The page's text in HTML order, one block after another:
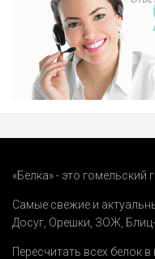
«Белка» - это гомельский
Самые свежие и
Досуг Орешки ЗОЖ
Пересчитать всех белок